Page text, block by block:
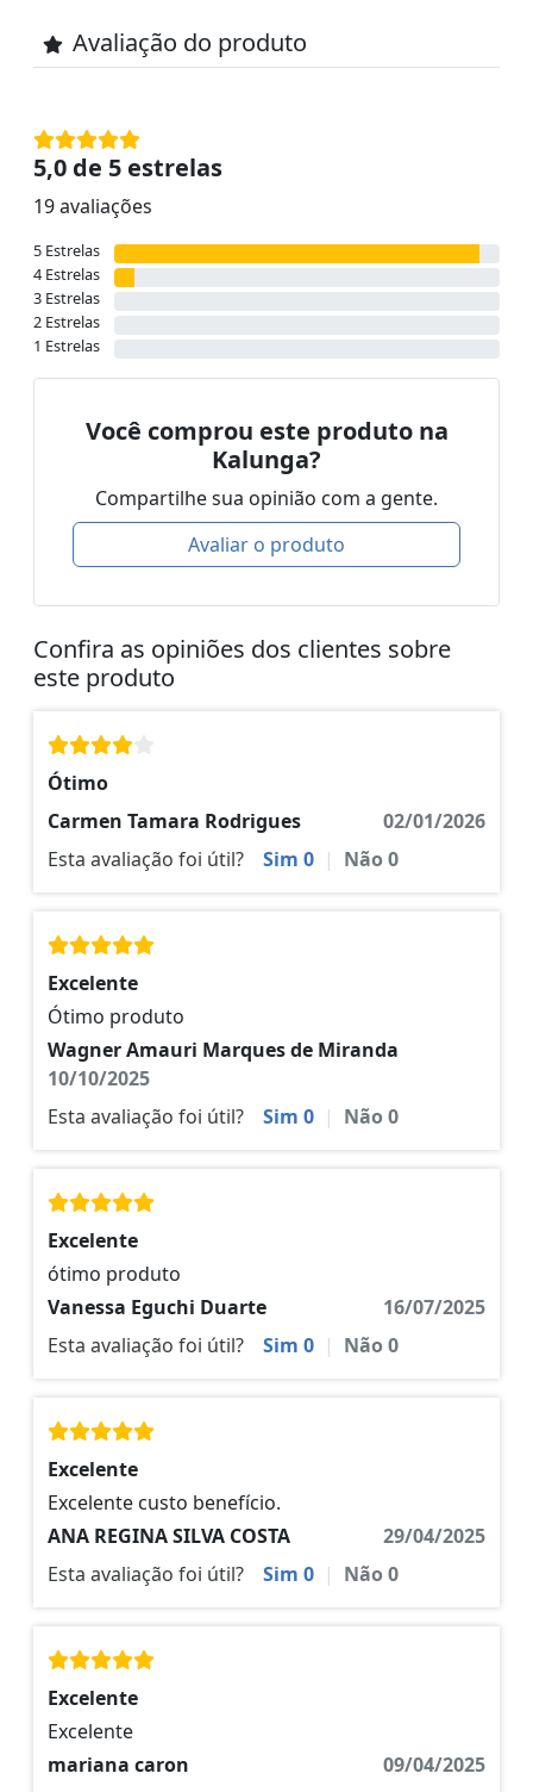
Avaliação do produto
5,0 de 5 estrelas
19 avaliações
5 Estrelas
4 Estrelas
3 Estrelas
2 Estrelas
1 Estrelas
Você comprou este produto na
Kalunga?
Compartilhe sua opinião com a gente.
Avaliar o produto
Confira as opiniões dos clientes sobre
este produto
Ótimo
Carmen Tamara Rodrigues
02/01/2026
Esta avaliação foi útil?
Sim 0 | Não0
Excelente
Ótimo produto
Wagner Amauri Marques de Miranda
10/10/2025
Esta avaliação foi útil?
Sim 0 | Não0
Excelente
ótimo produto
Vanessa Eguchi Duarte
16/07/2025
Esta avaliação foi útil?
Sim 0 | Não0
Excelente
Excelente custo benefício.
ANA REGINA SILVA COSTA
29/04/2025
Esta avaliação foi útil?
Sim 0 | Não0
Excelente
Excelente
mariana caron
09/04/2025